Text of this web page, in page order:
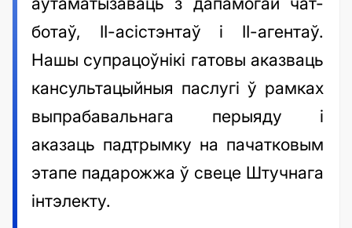
ботаў, ІІ-асістэнтаў і ІІ-агентаў.
Нашы супрацоўнікі гатовы аказваць
кансультацыйныя паслугі ў рамках
выпрабавальнага перыяду і
аказаць падтрымку на пачатковым
этапе падарожжа ў свеце Штучнага
інтэлекту.